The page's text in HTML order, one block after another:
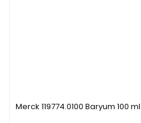
Merck 119774.0100 Baryum 100